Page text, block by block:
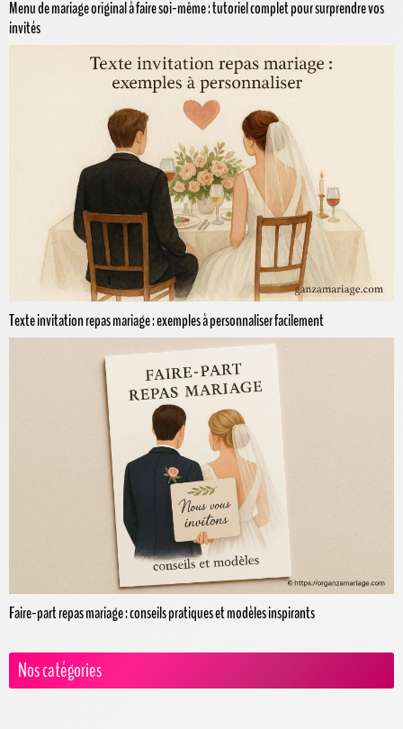
Menu de mariage original à faire soi-même : tutoriel complet pour surprendre vos
invités
Texte invitation repas mariage : exemples à personnaliser facilement
Faire-part repas mariage : conseils pratiques et modèles inspirants
Nos catégories